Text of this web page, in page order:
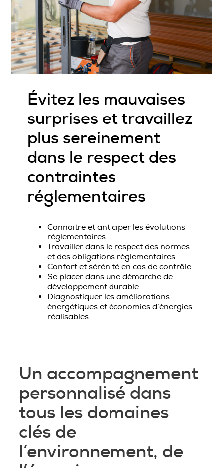
Évitez les mauvaises
surprises et travaillez
plus sereinement
dans le respect des
contraintes
réglementaires
Connaitre et anticiper les évolutions
réglementaires
Travailler dans le respect des normes
et des obligations réglementaires
Confort et sérénité en cas de contrôle
Se placer dans une démarche de
développement durable
Diagnostiquer les améliorations
énergétiques et économies d’énergies
réalisables
Un accompagnement
personnalisé dans
tous les domaines
clés de
l’environnement, de